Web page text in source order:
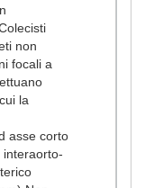
non
focali a
la
asse corto